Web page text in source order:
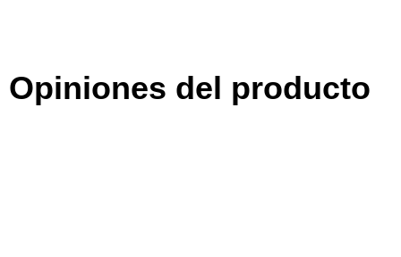
Opiniones del producto